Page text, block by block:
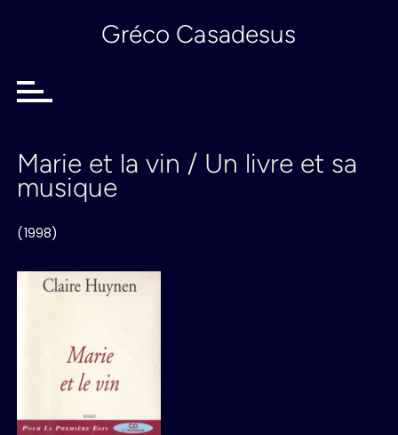
Gréco Casadesus
Marie et la vin / Un livre et sa
musique
(1998)